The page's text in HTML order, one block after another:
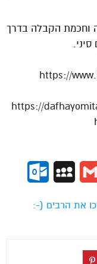
וחכמת הקבלה בדרך
https://
Gmail
MySpace
את הרבים (-: